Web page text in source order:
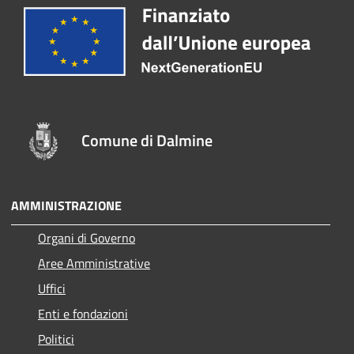
Comune di Dalmine
AMMINISTRAZIONE
Organi di Governo
Aree Amministrative
Uffici
Enti e fondazioni
Politici